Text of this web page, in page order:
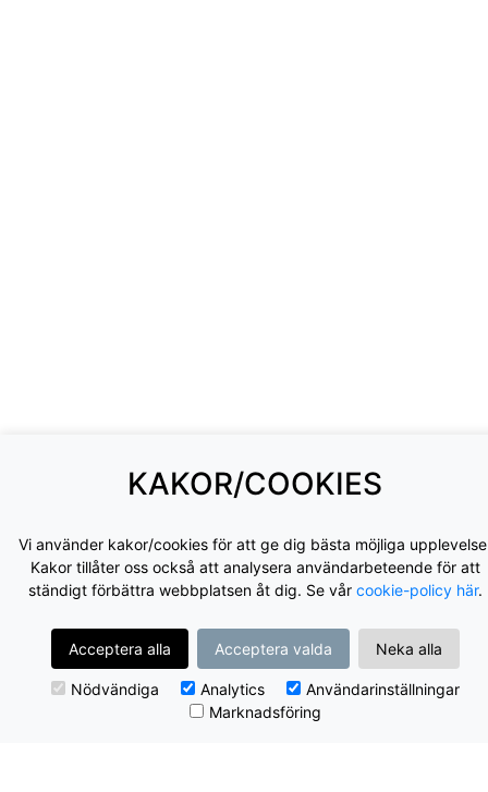
KAKOR/COOKIES
Vi använder kakor/cookies för att ge dig bästa möjliga
Kakor tillåter oss också att analysera användarbeteende för att
ständigt förbättra webbplatsen åt dig. Se vår cookie-policy här.
Acceptera alla Acceptera valda Neka alla
Nödvändiga Analytics
Användarinställningar
Marknadsföring